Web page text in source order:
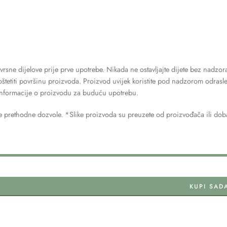
dijelove prije prve upotrebe. Nikada ne ostavljajte dijete bez
površinu proizvoda. Proizvod uvijek koristite pod nadzorom
o proizvodu za buduću upotrebu.
prethodne dozvole. *Slike proizvoda su preuzete od proizvođača ili
KUPI